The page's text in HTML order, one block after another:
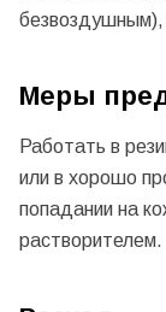
безвоздушным),
Меры
Работать в
или в хорошо
попадании на
растворителем.